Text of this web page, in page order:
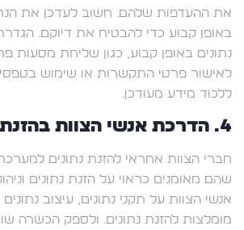
את ההעדפות שלהם. חשוב לעדכן את
באופן קבוע כדי להבטיח את דיוקם.
נתונים באופן קבוע, כגון שליחת מסעות
לאישור פרטי התקשרות או שימוש בטפסי
ללכוד מידע מעודכן.
4. הדרכת אנשי הצוות בהזנת נתונים
שהם מאומנים כראוי על הזנת נתונים
אנשי הצוות על תקני נתונים, עיצוב
מומלצות להזנת נתונים. ולספק הכשרה